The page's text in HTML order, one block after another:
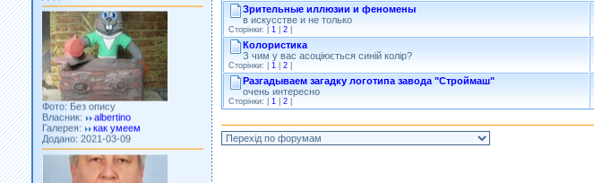
Фото: Без опису
Власник:
albertino
Галерея:
как умеем
Додано: 2021-03-09
Зрительные иллюзии и феномены
в искусстве и не только
Сторінки: | 1 2
Колористика
З чим у вас асоціюється синій колір?
Сторінки: | 1 2
Разгадываем загадку логотипа завода "Строймаш"
очень интересно
Сторінки: | 1 2